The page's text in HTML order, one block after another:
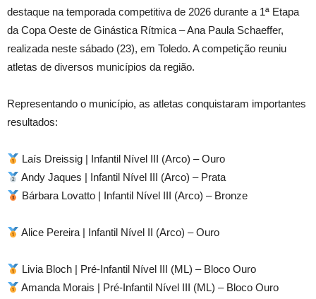
destaque na temporada competitiva de 2026 durante a 1ª Etapa
da Copa Oeste de Ginástica Rítmica – Ana Paula Schaeffer,
realizada neste sábado (23), em Toledo. A competição reuniu
atletas de diversos municípios da região.
Representando o município, as atletas conquistaram importantes
resultados:
Laís Dreissig | Infantil Nível III (Arco) – Ouro
Andy Jaques | Infantil Nível III (Arco) – Prata
Bárbara Lovatto | Infantil Nível III (Arco) – Bronze
Alice Pereira | Infantil Nível II (Arco) – Ouro
Livia Bloch | Pré-Infantil Nível III (ML) – Bloco Ouro
Amanda Morais | Pré-Infantil Nível III (ML) – Bloco Ouro